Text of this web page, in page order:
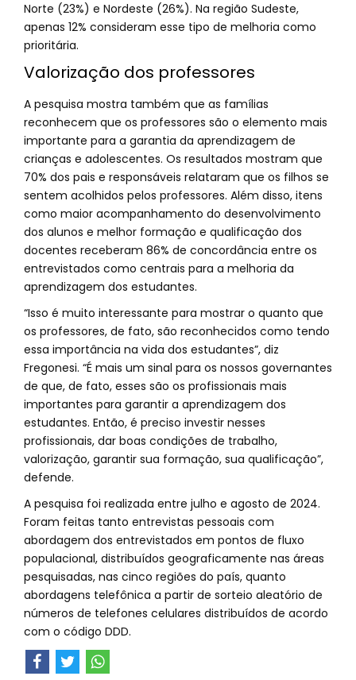
Norte (23%) e Nordeste (26%). Na região Sudeste,
apenas 12% consideram esse tipo de melhoria como
prioritária.
Valorização dos professores
A pesquisa mostra também que as famílias
reconhecem que os professores são o elemento mais
importante para a garantia da aprendizagem de
crianças e adolescentes. Os resultados mostram que
70% dos pais e responsáveis relataram que os filhos se
sentem acolhidos pelos professores. Além disso, itens
como maior acompanhamento do desenvolvimento
dos alunos e melhor formação e qualificação dos
docentes receberam 86% de concordância entre os
entrevistados como centrais para a melhoria da
aprendizagem dos estudantes.
“Isso é muito interessante para mostrar o quanto que
os professores, de fato, são reconhecidos como tendo
essa importância na vida dos estudantes”, diz
Fregonesi. “É mais um sinal para os nossos governantes
de que, de fato, esses são os profissionais mais
importantes para garantir a aprendizagem dos
estudantes. Então, é preciso investir nesses
profissionais, dar boas condições de trabalho,
valorização, garantir sua formação, sua qualificação”,
defende.
A pesquisa foi realizada entre julho e agosto de 2024.
Foram feitas tanto entrevistas pessoais com
abordagem dos entrevistados em pontos de fluxo
populacional, distribuídos geograficamente nas áreas
pesquisadas, nas cinco regiões do país, quanto
abordagens telefônica a partir de sorteio aleatório de
números de telefones celulares distribuídos de acordo
com o código DDD.